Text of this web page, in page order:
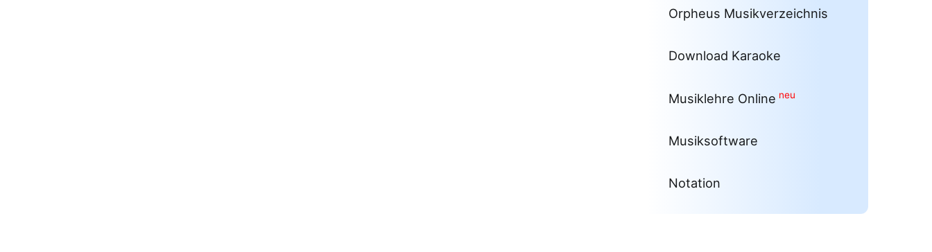
Orpheus Musikverzeichnis
Download Karaoke
Musiklehre Online neu
Musiksoftware
Notation